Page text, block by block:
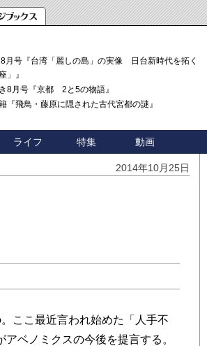
月号『台湾「麗しの島」の実像 日台新時代を拓く「3
」』
8月号『京都 2と5の物語』
『飛鳥・藤原に隠された古代宮都の謎』
ライフ 特集 動画
2014年10月25日
ここ最近言われ始めた「人手不
ベノミクスの今後を提言する。